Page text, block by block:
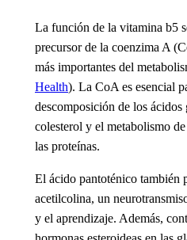
La función de la vitamina b5
precursor de la coenzima A
más importantes del
Health). La CoA es esencial
descomposición de los
colesterol y el metabolismo
las proteínas.
El ácido pantoténico también
acetilcolina, un
y el aprendizaje. Además,